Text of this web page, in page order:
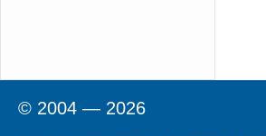
© 2004 — 2026